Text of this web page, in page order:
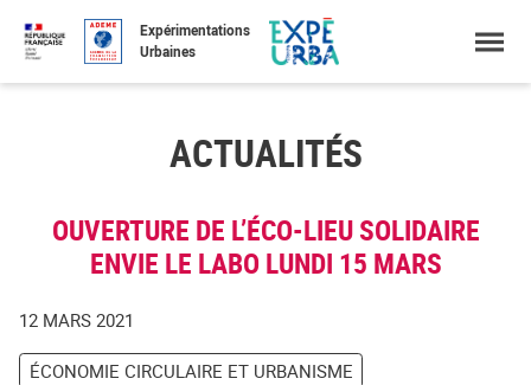
contenu
une
recherche
Expérimentations
Urbaines
ACTUALITÉS
OUVERTURE DE L’ÉCO-LIEU SOLIDAIRE
ENVIE LE LABO LUNDI 15 MARS
12 MARS 2021
ÉCONOMIE CIRCULAIRE ET URBANISME